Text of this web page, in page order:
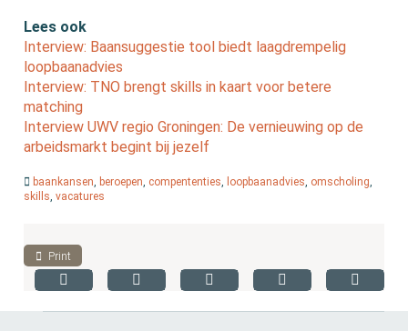
Lees ook
Interview: Baansuggestie tool biedt laagdrempelig
loopbaanadvies
Interview: TNO brengt skills in kaart voor betere
matching
Interview UWV regio Groningen: De vernieuwing op de
arbeidsmarkt begint bij jezelf
baankansen, beroepen, compententies, loopbaanadvies, omscholing,
skills,vacatures
Print